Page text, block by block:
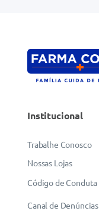
Institucional
Trabalhe Conosco
Nossas Lojas
Código de Conduta
Canal de Denúncias